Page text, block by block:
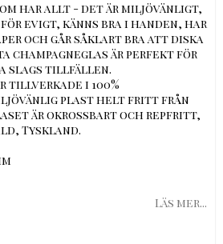
har allt - det är miljövänligt,
evigt, känns bra i handen, har
och går såklart bra att diska
champagneglas är perfekt för
slags tillfällen.
tillverkade i 100%
plast helt fritt från
är okrossbart och repfritt,
Tyskland.
Läs mer...